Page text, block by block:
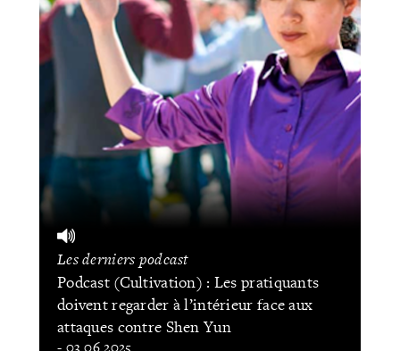
Les derniers podcast
Podcast (Cultivation) : Les pratiquants
doivent regarder à l’intérieur face aux
attaques contre Shen Yun